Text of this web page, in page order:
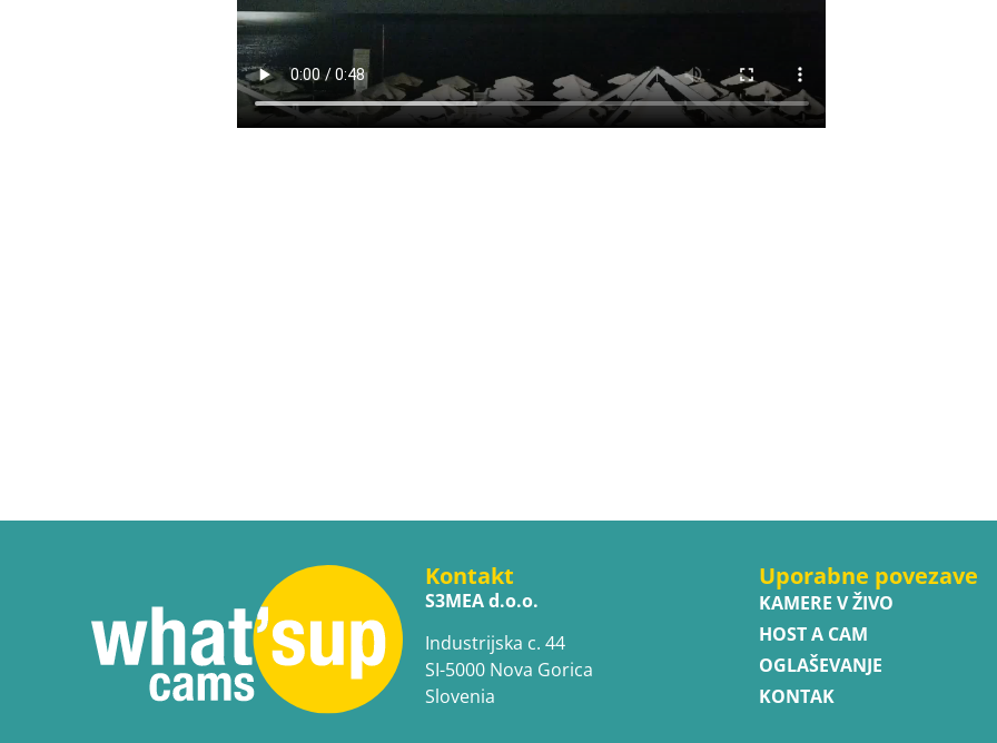
Kontakt
S3MEA d.o.o.
Industrijska c. 44
SI-5000 Nova Gorica
Slovenia
Uporabne povezave
KAMERE V ŽIVO
HOST A CAM
OGLAŠEVANJE
KONTAK